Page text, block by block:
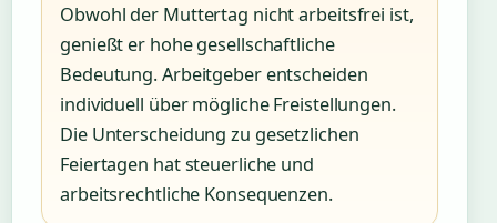
Obwohl der Muttertag nicht arbeitsfrei ist,
genießt er hohe gesellschaftliche
Bedeutung. Arbeitgeber entscheiden
individuell über mögliche Freistellungen.
Die Unterscheidung zu gesetzlichen
Feiertagen hat steuerliche und
arbeitsrechtliche Konsequenzen.